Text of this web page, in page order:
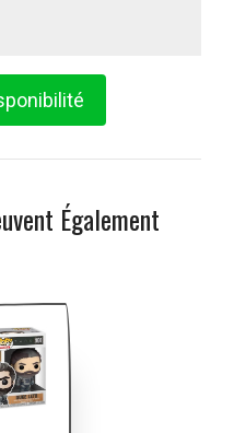
Également